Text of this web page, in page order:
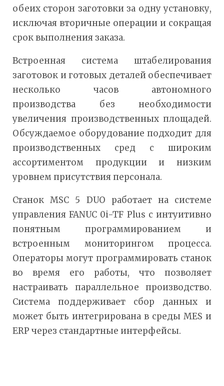
обеих сторон заготовки за одну установку,
исключая вторичные операции и сокращая
срок выполнения заказа.
Встроенная система штабелирования
заготовок и готовых деталей обеспечивает
несколько часов автономного
производства без необходимости
увеличения производственных площадей.
Обсуждаемое оборудование подходит для
производственных сред с широким
ассортиментом продукции и низким
уровнем присутствия персонала.
Станок MSC 5 DUO работает на системе
управления FANUC 0i-TF Plus с интуитивно
понятным программированием и
встроенным мониторингом процесса.
Операторы могут программировать станок
во время его работы, что позволяет
настраивать параллельное производство.
Система поддерживает сбор данных и
может быть интегрирована в среды MES и
ERP через стандартные интерфейсы.